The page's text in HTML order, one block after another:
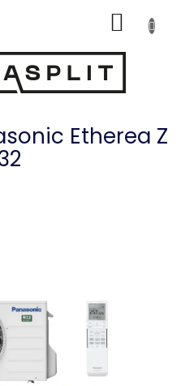
KOŠÍK
Etherea Z